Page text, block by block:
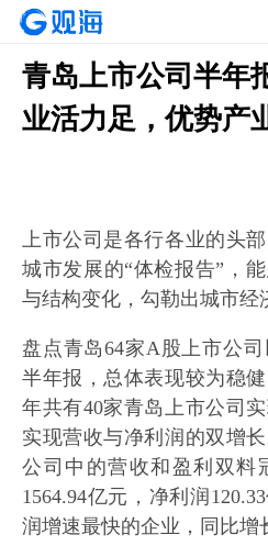
青岛上市公司半年
业活力足，优势产
上市公司是各行各业的头
城市发展的“体检报告”，
与结构变化，勾勒出城市经
盘点青岛64家A股上市公
半年报，总体表现较为稳
年共有40家青岛上市公司
实现营收与净利润的双增
公司中的营收和盈利双料
1564.94亿元，净利润
润增速最快的企业，同比增